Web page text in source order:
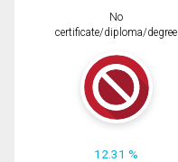
No
certificate/diploma/degree
12.31 %